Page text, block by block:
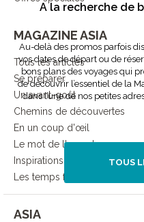
A la recherche de
Au-delà des promos parfois
vos dates de départ ou de
bons plans des voyages qui
de découvrir l’essentiel de la
dans l’une de nos petites
TOUS
MAGAZINE ASIA
Tous les articles
Se préparer
Un avant-goût
Chemins de découvertes
En un coup d'œil
Le mot de l'expert
Inspirations
Les temps forts d'Asia
ASIA